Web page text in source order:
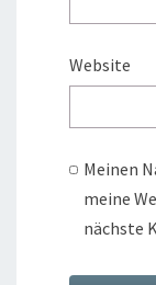
Website
Meinen
meine
nächste